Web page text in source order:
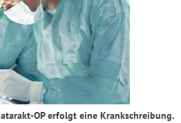
OP erfolgt eine Krankschreibung.